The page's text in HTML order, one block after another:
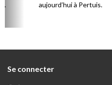
aujourd’hui à Pertuis.
Se connecter